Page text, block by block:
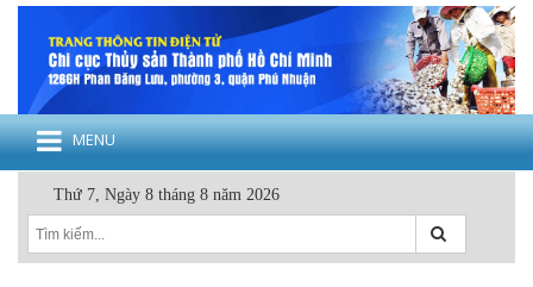
MENU
Thứ 7, Ngày 8 tháng 8 năm 2026